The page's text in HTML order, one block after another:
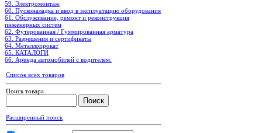
59. Электромонтаж
60. Пусконаладка и ввод в эксплуатацию оборудования
61. Обслуживание, ремонт и реконструкция
инженерных систем
62. Футерованная / Гуммированная арматура
63. Разрешения и сертификаты
64. Металлопрокат
65. КАТАЛОГИ
66. Аренда автомобилей с водителем.
Список всех товаров
Поиск товара
Расширенный поиск